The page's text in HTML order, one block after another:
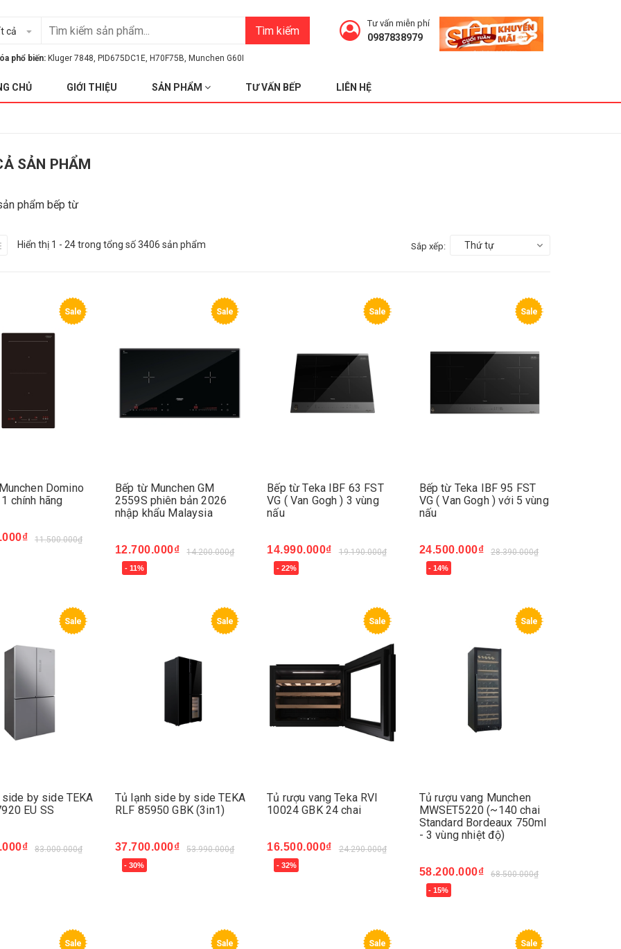
cả Tìm kiếm
phổ biến: Kluger 7848, PID675DC1E, H70F75B, Munchen G60I
Tư vấn miễn phí
0987838979
CHỦ GIỚI THIỆU SẢN PHẨM TƯ VẤN BẾP LIÊN HỆ
SẢN PHẨM
phẩm bếp từ
Hiển thị 1 - 24 trong tổng số 3406 sản phẩm Sắp xếp: Thứ tự
Sale
Domino
chính hãng
11.500.000₫
Sale
Bếp từ Munchen GM
2559S phiên bản 2026
nhập khẩu Malaysia
12.700.000₫ 14.200.000₫
- 11%
Mua ngay
Sale
Bếp từ Teka IBF 63 FST
VG ( Van Gogh ) 3 vùng
nấu
14.990.000₫ 19.190.000₫
- 22%
Mua ngay
Sale
Bếp từ Teka IBF 95 FST
VG ( Van Gogh ) với 5 vùng
nấu
24.500.000₫ 28.390.000₫
- 14%
Mua ngay
Sale
side by side TEKA
EU SS
83.000.000₫
Sale
Tủ lạnh side by side TEKA
RLF 85950 GBK (3in1)
37.700.000₫ 53.990.000₫
- 30%
Mua ngay
Sale
Tủ rượu vang Teka RVI
10024 GBK 24 chai
16.500.000₫ 24.290.000₫
- 32%
Mua ngay
Sale
Tủ rượu vang Munchen
MWSET5220 (~140 chai
Standard Bordeaux 750ml
- 3 vùng nhiệt độ)
58.200.000₫ 68.500.000₫
- 15%
Mua ngay
Sale Sale Sale Sale